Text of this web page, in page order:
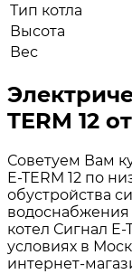
Тип котла
Высота
Вес
TERM 12
Советуем Вам
E-TERM 12 по
обустройства
котел Сигнал E-
условиях в
интернет-